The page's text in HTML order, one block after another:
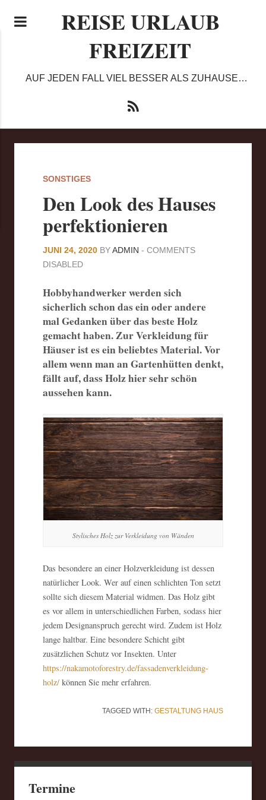
REISE URLAUB
FREIZEIT
AUF JEDEN FALL VIEL BESSER ALS ZUHAUSE…
SONSTIGES
Den Look des Hauses
perfektionieren
JUNI 24, 2020 BYADMIN - COMMENTS
DISABLED
Hobbyhandwerker werden sich
sicherlich schon das ein oder andere
mal Gedanken über das beste Holz
gemacht haben. Zur Verkleidung für
Häuser ist es ein beliebtes Material. Vor
allem wenn man an Gartenhütten denkt,
fällt auf, dass Holz hier sehr schön
aussehen kann.
Stylisches Holz zur Verkleidung von Wänden
Das besondere an einer Holzverkleidung ist dessen
natürlicher Look. Wer auf einen schlichten Ton setzt
sollte sich diesem Material widmen. Das Holz gibt
es vor allem in unterschiedlichen Farben, sodass hier
jedem Designanspruch gerecht wird. Zudem ist Holz
lange haltbar. Eine besondere Schicht gibt
zusätzlichen Schutz vor Insekten. Unter
https://nakamotoforestry.de/fassadenverkleidung-
holz/ können Sie mehr erfahren.
TAGGED WITH: GESTALTUNG HAUS
Termine